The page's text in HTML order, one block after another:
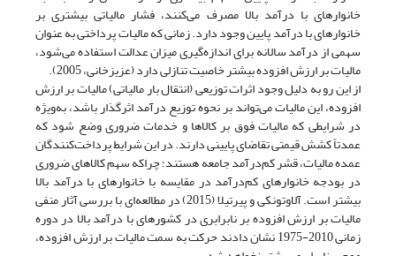
خانوارهای با درآمد بالا مصرف می‌کنند، فشار مالیاتی بیشتری بر
خانوارهای با درآمد پایین وجود دارد. زمانی که مالیات پرداختی به عنوان
سهمی از درآمد سالانه برای اندازه­‌گیری میزان عدالت استفاده می‌شود،
مالیات بر ارزش افزوده بیشتر خاصیت تنازلی دارد (عزیزخانی، 2005).
از این رو به دلیل وجود اثرات توزیعی (انتقال بار مالیاتی) مالیات بر ارزش
افزوده، این مالیات می‌تواند بر نحوه توزیع درآمد اثرگذار باشد، به‌‌ویژه
در شرایطی که مالیات فوق بر کالاها و خدمات ضروری وضع شود که
عمدتاً کشش قیمتی تقاضای پایینی دارند. در این شرایط پرداخت‌کنندگان
عمده مالیات، قشر کم‌درآمد جامعه هستند؛ چراکه سهم کالاهای ضروری
در بودجه خانوارهای کم‌درآمد در مقایسه با خانوارهای با درآمد بالا
بیشتر است. آلاوتونکی و پیرتیلا (2015) در مطالعه­‌ای با بررسی آثار منفی
مالیات بر ارزش افزوده بر نابرابری در کشورهای با درآمد بالا در دوره
زمانی 2010-1975 نشان دادند حرکت به سمت مالیات بر ارزش افزوده،